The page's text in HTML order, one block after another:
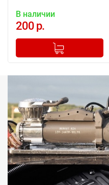
В наличии
200 р.
+
Добавлено в корзину